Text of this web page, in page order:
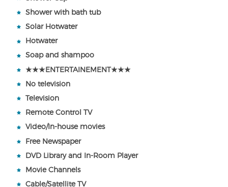
Shower with bath tub
Solar Hotwater
Hotwater
Soap and shampoo
★★★ENTERTAINEMENT★★★
No television
Television
Remote Control TV
Video/In-house movies
Free Newspaper
DVD Library and In-Room Player
Movie Channels
Cable/Satellite TV